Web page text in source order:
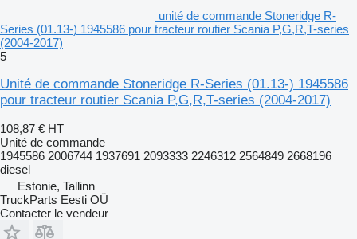
unité de commande Stoneridge R-
Series (01.13-) 1945586 pour tracteur routier Scania P,G,R,T-series
(2004-2017)
5
Unité de commande Stoneridge R-Series (01.13-) 1945586
pour tracteur routier Scania P,G,R,T-series (2004-2017)
108,87 € HT
Unité de commande
1945586 2006744 1937691 2093333 2246312 2564849 2668196
diesel
Estonie, Tallinn
TruckParts Eesti OÜ
Contacter le vendeur